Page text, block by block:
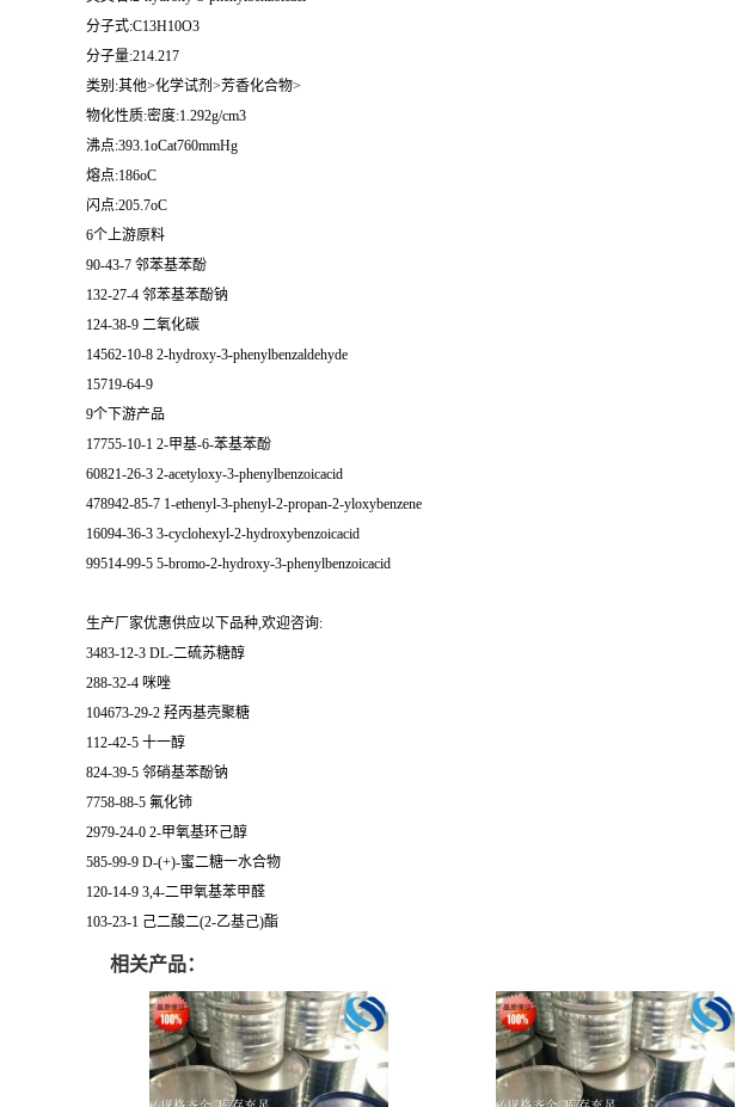
分子式:C13H10O3
分子量:214.217
类别:其他>化学试剂>芳香化合物>
物化性质:密度:1.292g/cm3
沸点:393.1oCat760mmHg
熔点:186oC
闪点:205.7oC
6个上游原料
90-43-7 邻苯基苯酚
132-27-4 邻苯基苯酚钠
124-38-9 二氧化碳
14562-10-8 2-hydroxy-3-phenylbenzaldehyde
15719-64-9
9个下游产品
17755-10-1 2-甲基-6-苯基苯酚
60821-26-3 2-acetyloxy-3-phenylbenzoicacid
478942-85-7 1-ethenyl-3-phenyl-2-propan-2-yloxybenzene
16094-36-3 3-cyclohexyl-2-hydroxybenzoicacid
99514-99-5 5-bromo-2-hydroxy-3-phenylbenzoicacid
生产厂家优惠供应以下品种,欢迎咨询:
3483-12-3 DL-二硫苏糖醇
288-32-4 咪唑
104673-29-2 羟丙基壳聚糖
112-42-5 十一醇
824-39-5 邻硝基苯酚钠
7758-88-5 氟化铈
2979-24-0 2-甲氧基环己醇
585-99-9 D-(+)-蜜二糖一水合物
120-14-9 3,4-二甲氧基苯甲醛
103-23-1 己二酸二(2-乙基己)酯
相关产品：